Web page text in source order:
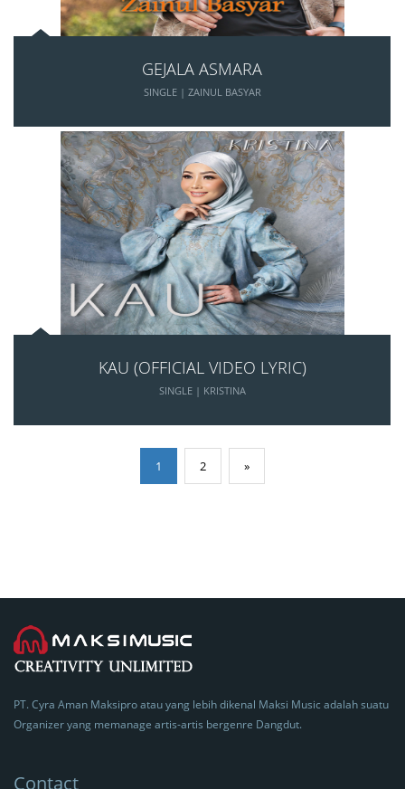
GEJALA ASMARA
SINGLE | ZAINUL BASYAR
KAU (OFFICIAL VIDEO LYRIC)
SINGLE | KRISTINA
1 2 »
PT. Cyra Aman Maksipro atau yang lebih dikenal Maksi Music adalah suatu
Organizer yang memanage artis-artis bergenre Dangdut.
Contact